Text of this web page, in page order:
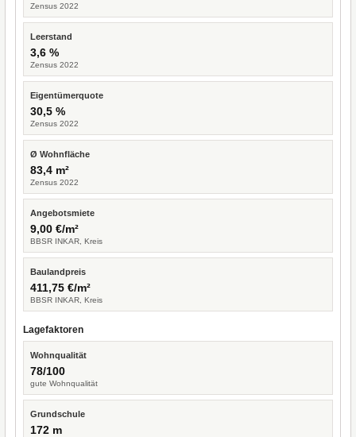
Zensus 2022
Leerstand
3,6 %
Zensus 2022
Eigentümerquote
30,5 %
Zensus 2022
Ø Wohnfläche
83,4 m²
Zensus 2022
Angebotsmiete
9,00 €/m²
BBSR INKAR, Kreis
Baulandpreis
411,75 €/m²
BBSR INKAR, Kreis
Lagefaktoren
Wohnqualität
78/100
gute Wohnqualität
Grundschule
172 m